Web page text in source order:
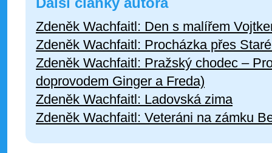
Zdeněk Wachfaitl: Den s malířem
Zdeněk Wachfaitl: Procházka přes
Zdeněk Wachfaitl: Pražský chodec –
doprovodem Ginger a Freda)
Zdeněk Wachfaitl: Ladovská zima
Zdeněk Wachfaitl: Veteráni na zámku